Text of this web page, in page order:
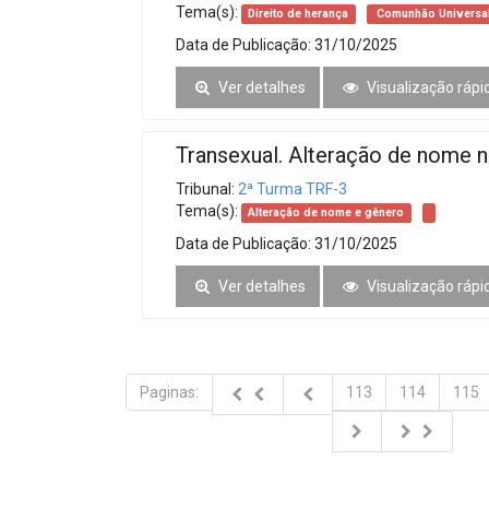
Tema(s):
Direito de herança Comunhão
Data de Publicação: 31/10/2025
Ver detalhes Visualização
Transexual. Alteração de nome
Tribunal: 2ª Turma TRF-3
Tema(s):
Alteração de nome e gênero
Data de Publicação: 31/10/2025
Ver detalhes Visualização
Paginas: 113 114 115